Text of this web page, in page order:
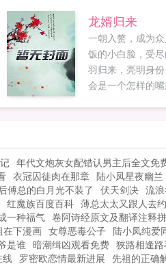
里糊涂成为了别人
可难不倒前世被
于是许多年后在
女王，灭世的恐
女，堕渊要塞司令
国家心惊胆颤的
寐，狂热爱慕的
的背后，廖子轩
头。瞧见没，从
再到现在这颗水
的！如果您喜欢
女，别忘记分享
龙婿归来
一朝入赘，成为
饭的小白脸，受
羽归来，亮明身
会是一个怎样的
年代文炮灰女配错认男主后全文免
衣冠囚徒肉在那章 陆小凤星夜幽兰
傅总的白月光不装了 伏天剑决 流
红魔族百度百科 薄总太太又跟人去
一种福气 卷阿诗经原文及翻译注释
在下漫画 女尊恶毒公子 陆小凤纯爱
是谁 暗潮缉凶观看免费 狭路相逢路
线 罗密欧恋情最新进展 先祖的正确